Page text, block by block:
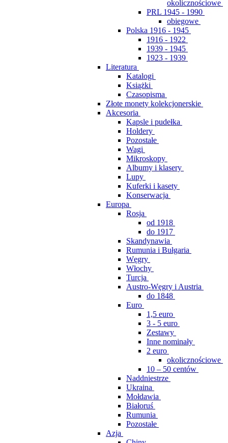
okolicznościowe
PRL 1945 - 1990
obiegowe
Polska 1916 - 1945
1916 - 1922
1939 - 1945
1923 - 1939
Literatura
Katalogi
Książki
Czasopisma
Złote monety kolekcjonerskie
Akcesoria
Kapsle i pudełka
Holdery
Pozostałe
Wagi
Mikroskopy
Albumy i klasery
Lupy
Kuferki i kasety
Konserwacja
Europa
Rosja
od 1918
do 1917
Skandynawia
Rumunia i Bułgaria
Węgry
Włochy
Turcja
Austro-Węgry i Austria
do 1848
Euro
1,5 euro
3 - 5 euro
Zestawy
Inne nominały
2 euro
okolicznościowe
10 – 50 centów
Naddniestrze
Ukraina
Mołdawia
Białoruś
Rumunia
Pozostałe
Azja